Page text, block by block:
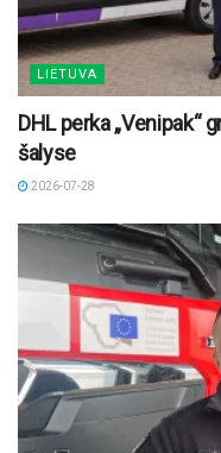
LIETUVA
DHL perka
šalyse
2026-07-28